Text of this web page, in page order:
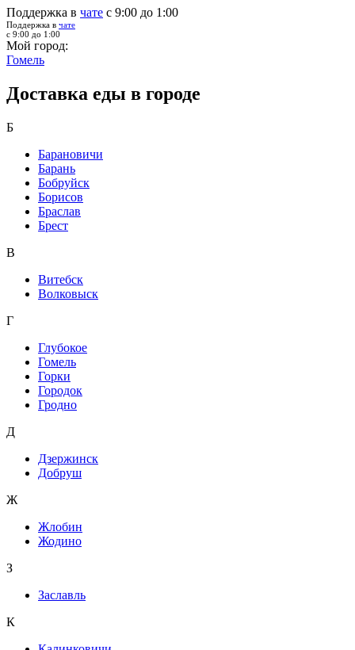
Поддержка в чате с 9:00 до 1:00
Поддержка в чате
с 9:00 до 1:00
Мой город:
Гомель
Доставка еды в городе
Б
Барановичи
Барань
Бобруйск
Борисов
Браслав
Брест
В
Витебск
Волковыск
Г
Глубокое
Гомель
Горки
Городок
Гродно
Д
Дзержинск
Добруш
Ж
Жлобин
Жодино
З
Заславль
К